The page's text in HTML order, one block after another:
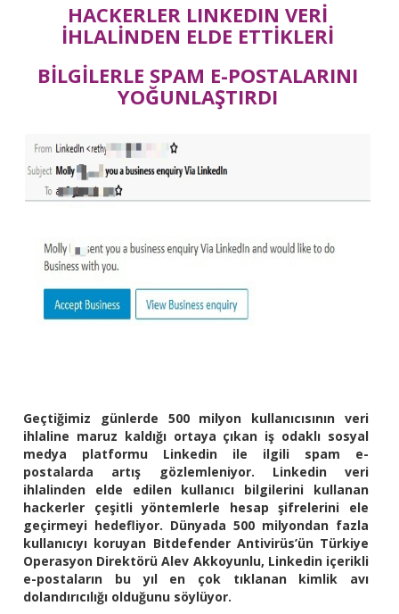
HACKERLER LINKEDIN VERİ
İHLALİNDEN ELDE ETTİKLERİ
BİLGİLERLE SPAM E-POSTALARINI
YOĞUNLAŞTIRDI
Geçtiğimiz günlerde 500 milyon kullanıcısının veri
ihlaline maruz kaldığı ortaya çıkan iş odaklı sosyal
medya platformu Linkedin ile ilgili spam e-
postalarda artış gözlemleniyor. Linkedin veri
ihlalinden elde edilen kullanıcı bilgilerini kullanan
hackerler çeşitli yöntemlerle hesap şifrelerini ele
geçirmeyi hedefliyor. Dünyada 500 milyondan fazla
kullanıcıyı koruyan Bitdefender Antivirüs’ün Türkiye
Operasyon Direktörü Alev Akkoyunlu, Linkedin içerikli
e-postaların bu yıl en çok tıklanan kimlik avı
dolandırıcılığı olduğunu söylüyor.